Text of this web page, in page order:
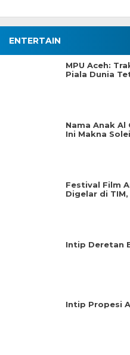
ENTERTAIN
MPU Aceh:
Piala Dunia
Nama Anak Al
Ini Makna
Festival Film
Digelar di
Intip Deretan
Intip Propesi